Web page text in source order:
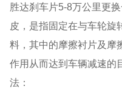
胜达刹车片5-8万公里更
皮，是指固定在与车轮旋
料，其中的摩擦衬片及摩
作用从而达到车辆减速的
法：